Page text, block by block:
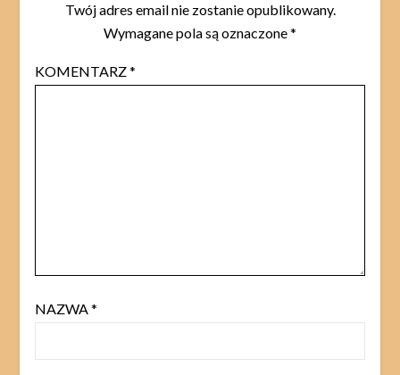
Twój adres email nie zostanie opublikowany.
Wymagane pola są oznaczone*
KOMENTARZ*
NAZWA*